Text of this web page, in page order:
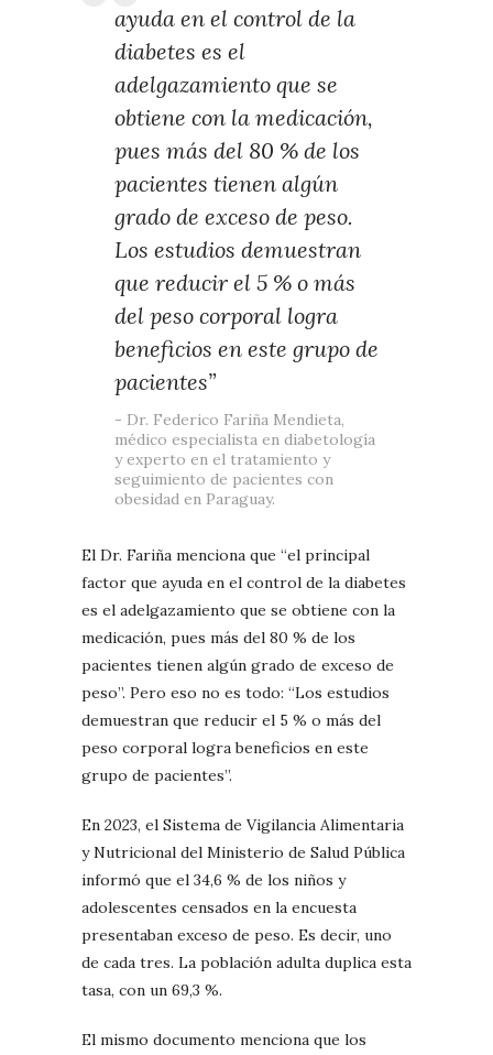
ayuda en el control de la
diabetes es el
adelgazamiento que se
obtiene con la medicación,
pues más del 80 % de los
pacientes tienen algún
grado de exceso de peso.
Los estudios demuestran
que reducir el 5 % o más
del peso corporal logra
beneficios en este grupo de
pacientes”
Dr. Federico Fariña Mendieta,
médico especialista en diabetología
y experto en el tratamiento y
seguimiento de pacientes con
obesidad en Paraguay.
El Dr. Fariña menciona que “el principal
factor que ayuda en el control de la diabetes
es el adelgazamiento que se obtiene con la
medicación, pues más del 80 % de los
pacientes tienen algún grado de exceso de
peso”. Pero eso no es todo: “Los estudios
demuestran que reducir el 5 % o más del
peso corporal logra beneficios en este
grupo de pacientes”.
En 2023, el Sistema de Vigilancia Alimentaria
y Nutricional del Ministerio de Salud Pública
informó que el 34,6 % de los niños y
adolescentes censados en la encuesta
presentaban exceso de peso. Es decir, uno
de cada tres. La población adulta duplica esta
tasa, con un 69,3 %.
El mismo documento menciona que los